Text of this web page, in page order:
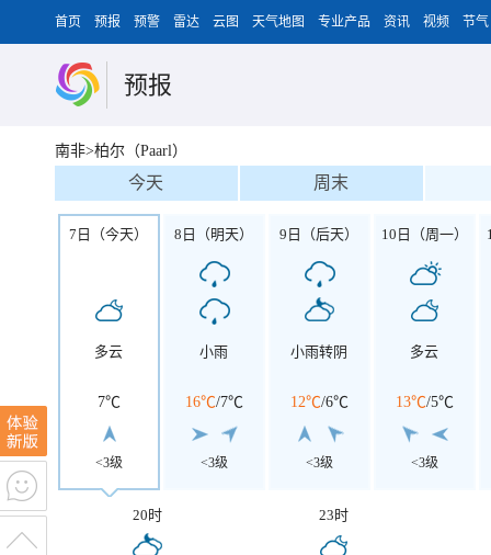
首页 预报 预警 雷达 云图 天气地图 专业产品 资讯 视频 节气
预报
南非>柏尔（Paarl）
今天 周末
7日（今天）
多云
7℃
<3级
8日（明天）
小雨
16℃/7℃
<3级
9日（后天）
小雨转阴
12℃/6℃
<3级
10日（周一）
多云
13℃/5℃
<3级
20时 23时